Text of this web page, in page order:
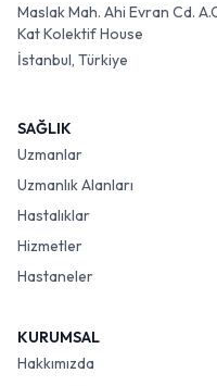
Maslak Mah. Ahi Evran Cd.
Kat Kolektif House
İstanbul, Türkiye
SAĞLIK
Uzmanlar
Uzmanlık Alanları
Hastalıklar
Hizmetler
Hastaneler
KURUMSAL
Hakkımızda